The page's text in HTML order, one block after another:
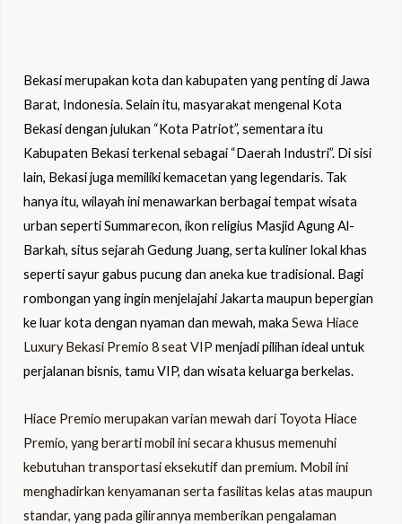
Bekasi merupakan kota dan kabupaten yang penting di Jawa
Barat, Indonesia. Selain itu, masyarakat mengenal Kota
Bekasi dengan julukan “Kota Patriot”, sementara itu
Kabupaten Bekasi terkenal sebagai “Daerah Industri”. Di sisi
lain, Bekasi juga memiliki kemacetan yang legendaris. Tak
hanya itu, wilayah ini menawarkan berbagai tempat wisata
urban seperti Summarecon, ikon religius Masjid Agung Al-
Barkah, situs sejarah Gedung Juang, serta kuliner lokal khas
seperti sayur gabus pucung dan aneka kue tradisional. Bagi
rombongan yang ingin menjelajahi Jakarta maupun bepergian
ke luar kota dengan nyaman dan mewah, maka Sewa Hiace
Luxury Bekasi Premio 8 seat VIP menjadi pilihan ideal untuk
perjalanan bisnis, tamu VIP, dan wisata keluarga berkelas.
Hiace Premio merupakan varian mewah dari Toyota Hiace
Premio, yang berarti mobil ini secara khusus memenuhi
kebutuhan transportasi eksekutif dan premium. Mobil ini
menghadirkan kenyamanan serta fasilitas kelas atas maupun
standar, yang pada gilirannya memberikan pengalaman